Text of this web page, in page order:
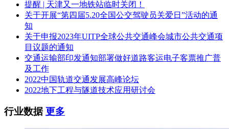
提醒 | 天津又一地铁站临时关闭！
关于开展“第四届5.20全国公交驾驶员关爱日”活动的通
知
关于申报2023年UITP全球公共交通峰会城市公共交通项
目议题的通知
交通运输部印发通知部署做好道路客运电子客票推广普
及工作
2022中国轨道交通发展高峰论坛
2022地下工程与隧道技术应用研讨会
行业数据更多